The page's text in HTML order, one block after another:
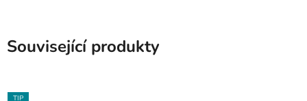
Související produkty
TIP